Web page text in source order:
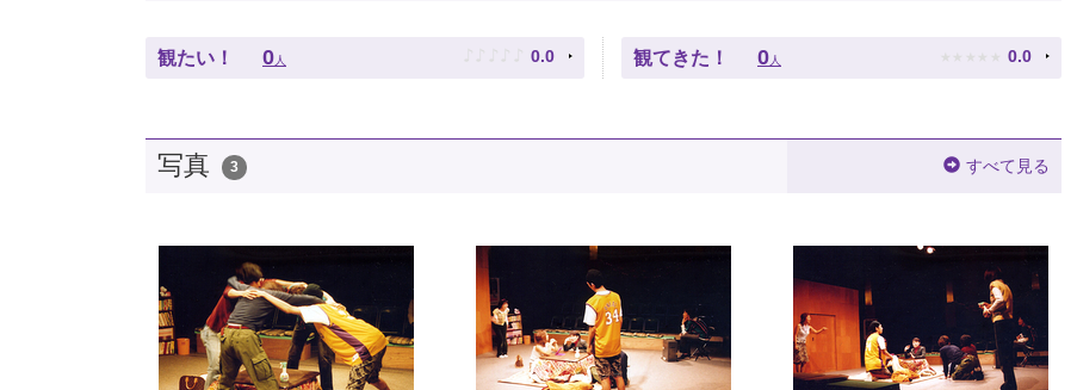
観たい！ 0 人 ♪ ♪ ♪ ♪ ♪ 0.0 観てきた！ 0 人 ★ ★ ★ ★ ★ 0.0
写真 3 すべて見る